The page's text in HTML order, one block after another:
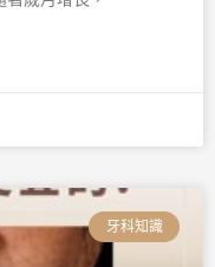
牙科知識